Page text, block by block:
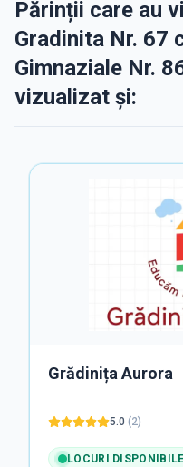
Părinții care au
Gradinita Nr. 67
Gimnaziale Nr.
vizualizat și:
Grădinița Aurora
5.0 (2)
LOCURI DISPONIBILE